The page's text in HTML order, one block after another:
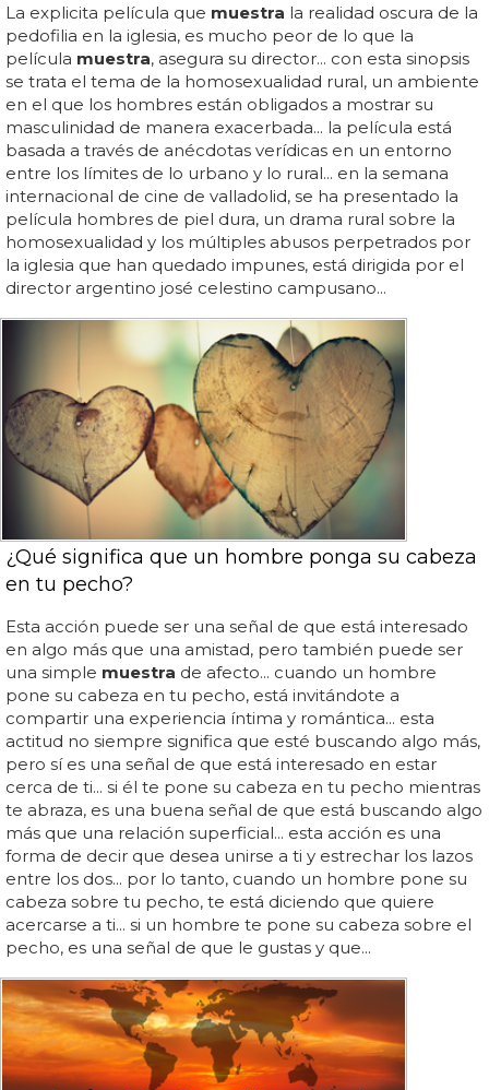
La explicita película que muestra la realidad oscura de la
pedofilia en la iglesia, es mucho peor de lo que la
película muestra, asegura su director... con esta sinopsis
se trata el tema de la homosexualidad rural, un ambiente
en el que los hombres están obligados a mostrar su
masculinidad de manera exacerbada... la película está
basada a través de anécdotas verídicas en un entorno
entre los límites de lo urbano y lo rural... en la semana
internacional de cine de valladolid, se ha presentado la
película hombres de piel dura, un drama rural sobre la
homosexualidad y los múltiples abusos perpetrados por
la iglesia que han quedado impunes, está dirigida por el
director argentino josé celestino campusano...
¿Qué significa que un hombre ponga su cabeza
en tu pecho?
Esta acción puede ser una señal de que está interesado
en algo más que una amistad, pero también puede ser
una simple muestra de afecto... cuando un hombre
pone su cabeza en tu pecho, está invitándote a
compartir una experiencia íntima y romántica... esta
actitud no siempre significa que esté buscando algo más,
pero sí es una señal de que está interesado en estar
cerca de ti... si él te pone su cabeza en tu pecho mientras
te abraza, es una buena señal de que está buscando algo
más que una relación superficial... esta acción es una
forma de decir que desea unirse a ti y estrechar los lazos
entre los dos... por lo tanto, cuando un hombre pone su
cabeza sobre tu pecho, te está diciendo que quiere
acercarse a ti... si un hombre te pone su cabeza sobre el
pecho, es una señal de que le gustas y que...